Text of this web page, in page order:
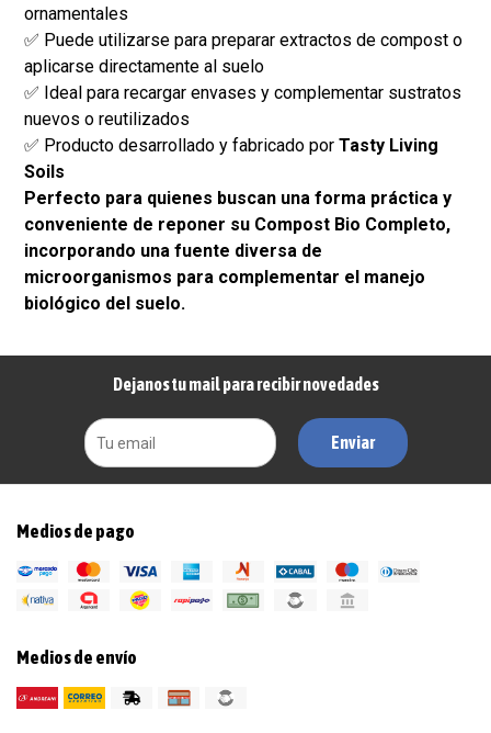
ornamentales
✅ Puede utilizarse para preparar extractos de compost o
aplicarse directamente al suelo
✅ Ideal para recargar envases y complementar sustratos
nuevos o reutilizados
✅ Producto desarrollado y fabricado porTasty Living
Soils
Perfecto para quienes buscan una forma práctica y
conveniente de reponer su Compost Bio Completo,
incorporando una fuente diversa de
microorganismos para complementar el manejo
biológico del suelo.
Dejanos tu mail para recibir novedades
Enviar
Medios de pago
Medios de envío